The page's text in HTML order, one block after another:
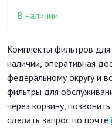
В наличии
Комплекты фильтров для
наличии, оперативная
федеральному округу и
фильтры для
через корзину,
сделать запрос по почте